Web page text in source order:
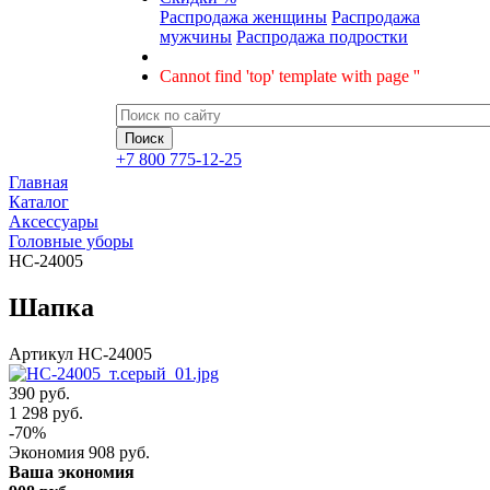
Распродажа женщины Распродажа
мужчины Распродажа подростки
Cannot find 'top' template with page ''
+7 800 775-12-25
Главная
Каталог
Аксессуары
Головные уборы
HC-24005
Шапка
Артикул HC-24005
390 руб.
1 298 руб.
-70%
Экономия 908 руб.
Ваша экономия